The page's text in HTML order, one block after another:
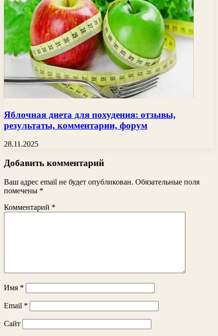
Яблочная диета для похудения: отзывы,
результаты, комментарии, форум
28.11.2025
Добавить комментарий
Ваш адрес email не будет опубликован. Обязательные поля
помечены *
Комментарий *
Имя *
Email *
Сайт